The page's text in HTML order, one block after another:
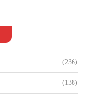
(236)
(138)